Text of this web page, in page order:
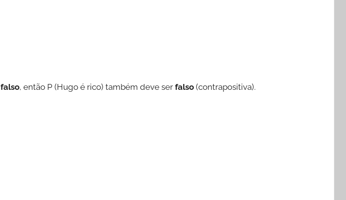
falso, então P (Hugo é rico) também deve ser falso (contrapositiva).